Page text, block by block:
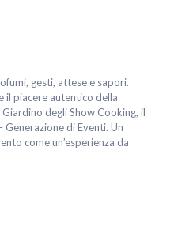
gesti, attese e sapori.
il piacere autentico della
degli Show Cooking, il
di Eventi. Un
come un’esperienza da